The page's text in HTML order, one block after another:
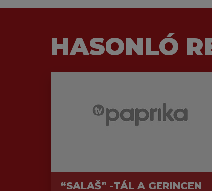
HASONLÓ
“SALAŠ” -TÁL A GERINCEN